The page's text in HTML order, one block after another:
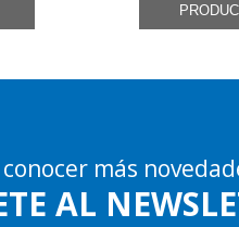
más
AL